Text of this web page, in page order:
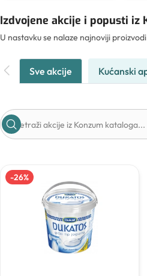
Izdvojene akcije i popusti iz
U nastavku se nalaze najnoviji
Sve akcije Kućanski
-26%